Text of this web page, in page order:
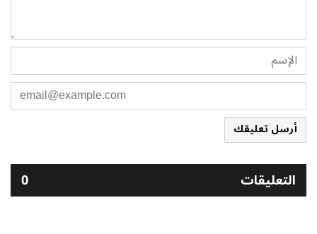
أرسل تعليقك
التعليقات 0